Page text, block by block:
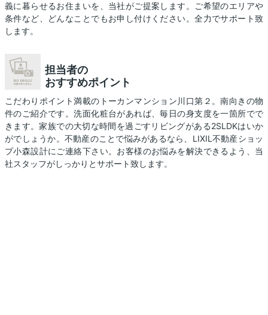
義に暮らせるお住まいを、当社がご提案します。ご希望のエリアや
条件など、どんなことでもお申し付けください。全力でサポート致
します。
担当者の
おすすめポイント
こだわりポイント満載のトーカンマンション川口第２。南向きの物
件のご紹介です。洗面化粧台があれば、毎日の身支度を一箇所でで
きます。家族での大切な時間を過ごすリビングがある2SLDKはいか
がでしょうか。不動産のことで悩みがあるなら、LIXIL不動産ショッ
プ小森設計にご連絡下さい。お客様のお悩みを解決できるよう、当
社スタッフがしっかりとサポート致します。